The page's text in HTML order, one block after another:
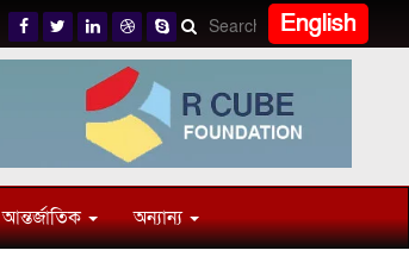
English
আন্তর্জাতিক অন্যান্য